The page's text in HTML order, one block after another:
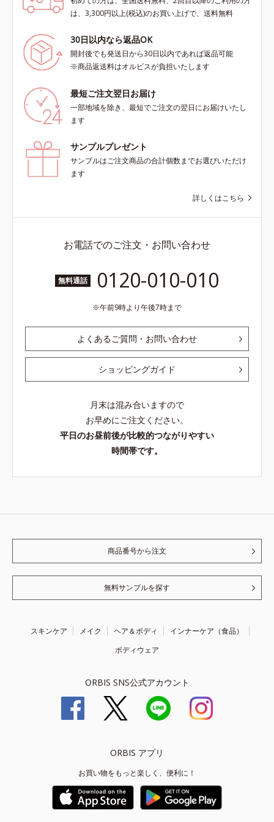
は、3,300円以上(税込)のお買い上げで、送料無料
30日以内なら返品OK
開封後でも発送日から30日以内であれば返品可能
※商品返送料はオルビスが負担いたします
最短ご注文翌日お届け
一部地域を除き、最短でご注文の翌日にお届けいたし
ます
サンプルプレゼント
サンプルはご注文商品の合計個数までお選びいただけ
ます
詳しくはこちら
お電話でのご注文・お問い合わせ
無料通話 0120-010-010
午前9時より午後7時まで
よくあるご質問・お問い合わせ
ショッピングガイド
月末は混み合いますので
お早めにご注文ください。
平日のお昼前後が比較的つながりやすい
時間帯です。
商品番号から注文
無料サンプルを探す
スキンケア メイク ヘア＆ボディ
インナーケア（食品）
ボディウェア
ORBIS SNS公式アカウント
ORBIS アプリ
お買い物をもっと楽しく、便利に！